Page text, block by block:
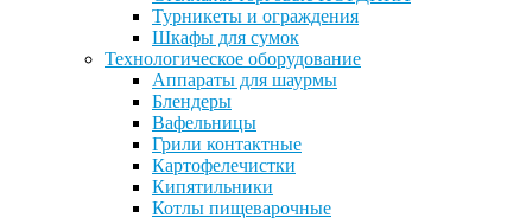
Турникеты и ограждения
Шкафы для сумок
Технологическое оборудование
Аппараты для шаурмы
Блендеры
Вафельницы
Грили контактные
Картофелечистки
Кипятильники
Котлы пищеварочные